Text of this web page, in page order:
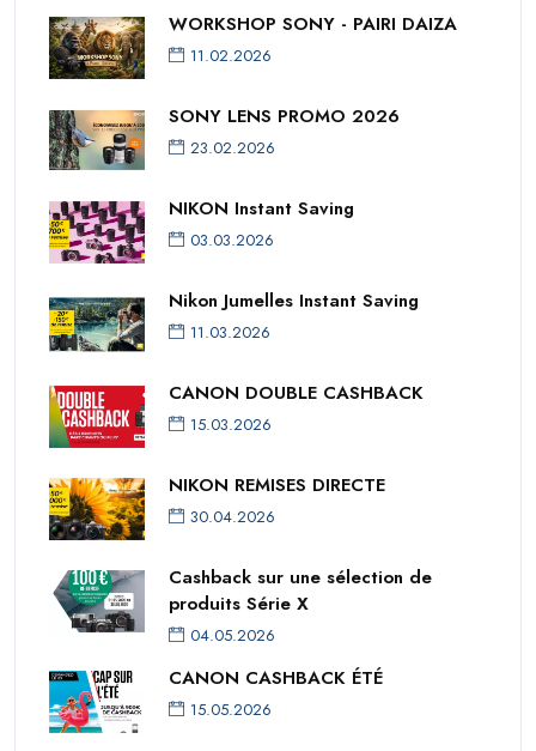
WORKSHOP SONY - PAIRI DAIZA
11.02.2026
SONY LENS PROMO 2026
23.02.2026
NIKON Instant Saving
03.03.2026
Nikon Jumelles Instant Saving
11.03.2026
CANON DOUBLE CASHBACK
15.03.2026
NIKON REMISES DIRECTE
30.04.2026
Cashback sur une sélection de
produits Série X
04.05.2026
CANON CASHBACK ÉTÉ
15.05.2026